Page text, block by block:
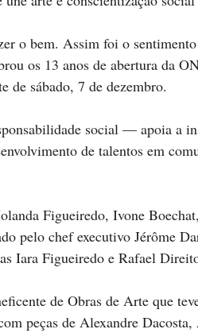
o bem. Assim foi o
os 13 anos de abertura da
de sábado, 7 de dezembro.
social — apoia a
de talentos em
Figueiredo, Ivone
pelo chef executivo Jérôme
Iara Figueiredo e Rafael
de Obras de Arte que
peças de Alexandre